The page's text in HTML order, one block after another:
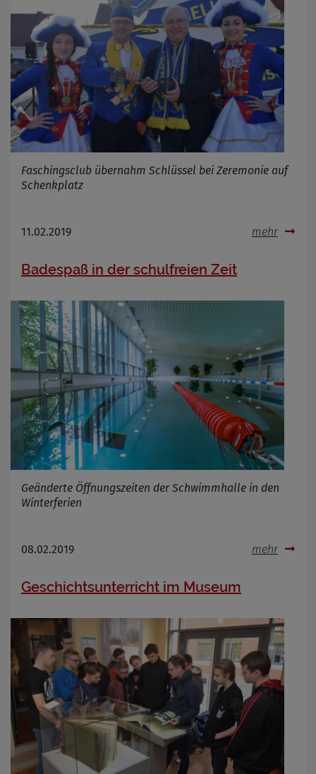
Faschingsclub übernahm Schlüssel bei Zeremonie auf
Schenkplatz
11.02.2019 mehr
Badespaß in der schulfreien Zeit
Geänderte Öffnungszeiten der Schwimmhalle in den
Winterferien
08.02.2019 mehr
Geschichtsunterricht im Museum